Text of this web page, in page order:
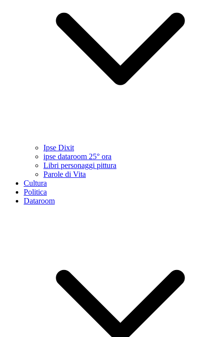
Ipse Dixit
ipse dataroom 25° ora
Libri personaggi pittura
Parole di Vita
Cultura
Politica
Dataroom